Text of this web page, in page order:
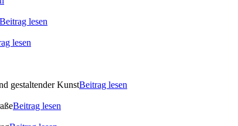
Beitrag lesen
lesen
gestaltender KunstBeitrag lesen
Beitrag lesen